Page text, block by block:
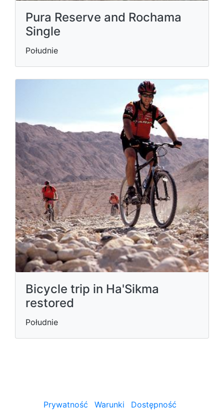
Pura Reserve and Rochama
Single
Południe
Bicycle trip in Ha'Sikma
restored
Południe
Prywatność Warunki
Dostępność